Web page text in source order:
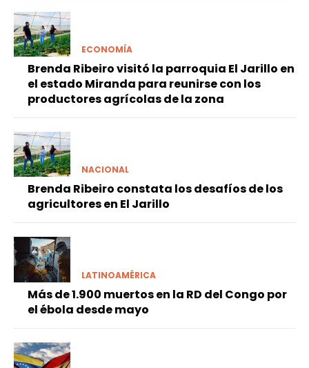
ECONOMÍA
Brenda Ribeiro visitó la parroquia El Jarillo en
el estado Miranda para reunirse con los
productores agrícolas de la zona
NACIONAL
Brenda Ribeiro constata los desafíos de los
agricultores en El Jarillo
LATINOAMÉRICA
Más de 1.900 muertos en la RD del Congo por
el ébola desde mayo